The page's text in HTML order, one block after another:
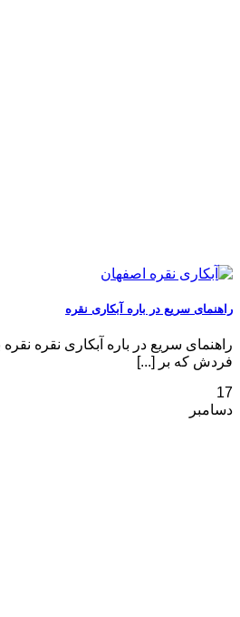
راهنمای سریع در باره آبکاری نقره
راهنمای سریع در باره آبکاری نقره
‌فردش که بر [...]
17
دسامبر